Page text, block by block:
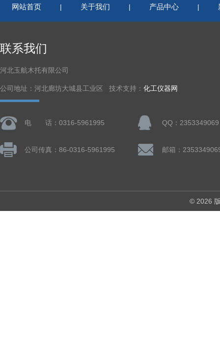
网站首页 | 关于我们 | 产品中心 |
联系我们
河北玉航木托有限公司
公司地址：河北廊坊大城县工业区 技术支持： 化工仪器网
电 话：0316-5961995 QQ：2353349069
公司传真：86-0316-5961995 邮箱：
© 2026